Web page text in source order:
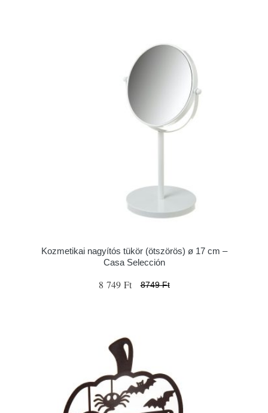
Kozmetikai nagyítós tükör (ötszörös) ø 17 cm –
Casa Selección
8 749 Ft 8749 Ft